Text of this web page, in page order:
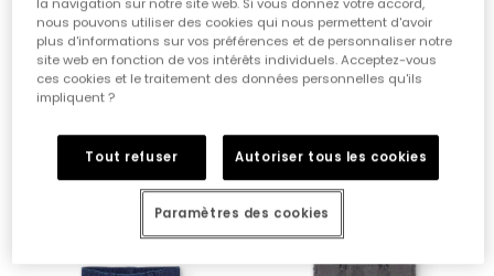
nous pouvons utiliser des cookies qui nous permettent d'avoir
plus d'informations sur vos préférences et de personnaliser notre
site web en fonction de vos intérêts individuels. Acceptez-vous
ces cookies et le traitement des données personnelles qu'ils
impliquent ?
Tout refuser Autoriser tous les cookies
Paramètres des cookies